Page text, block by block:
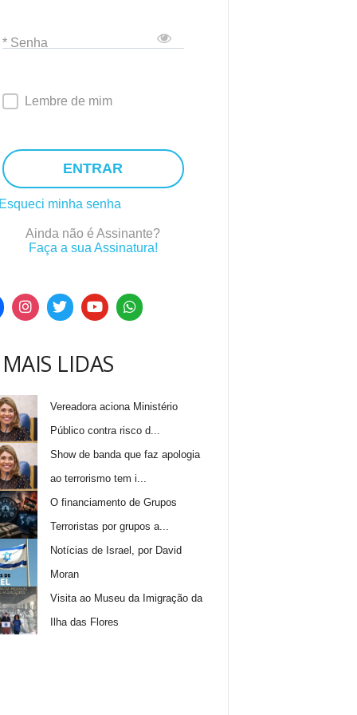
* Senha
Lembre de mim
ENTRAR
minha senha
Ainda não é Assinante?
Faça a sua Assinatura!
LIDAS
Vereadora aciona Ministério
Público contra risco d...
Show de banda que faz apologia
ao terrorismo tem i...
O financiamento de Grupos
Terroristas por grupos a...
Notícias de Israel, por David
Moran
Visita ao Museu da Imigração da
Ilha das Flores